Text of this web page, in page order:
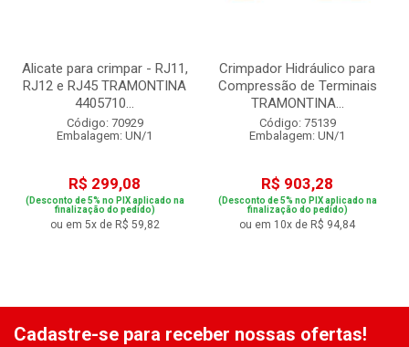
Alicate para crimpar - RJ11,
RJ12 e RJ45 TRAMONTINA
4405710...
Código: 70929
Embalagem: UN/1
R$ 299,08
(Desconto de 5% no PIX aplicado na
finalização do pedido)
ou em 5x de R$ 59,82
Crimpador Hidráulico para
Compressão de Terminais
TRAMONTINA...
Código: 75139
Embalagem: UN/1
R$ 903,28
(Desconto de 5% no PIX aplicado na
finalização do pedido)
ou em 10x de R$ 94,84
Cadastre-se para receber nossas ofertas!